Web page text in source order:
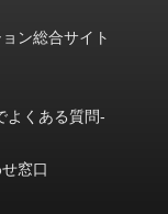
ン総合サイト
よくある質問-
窓口